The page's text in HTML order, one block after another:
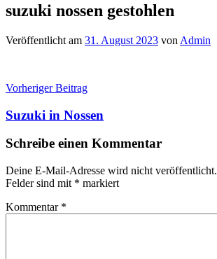
suzuki nossen gestohlen
Veröffentlicht am 31. August 2023 von Admin
Beitragsnavigation
Vorheriger Beitrag
Suzuki in Nossen
Schreibe einen Kommentar
Deine E-Mail-Adresse wird nicht veröffentlicht.
Felder sind mit * markiert
Kommentar *